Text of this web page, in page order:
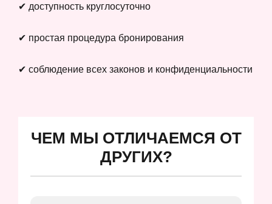
✔ доступность круглосуточно
✔ простая процедура бронирования
✔ соблюдение всех законов и конфиденциальности
ЧЕМ МЫ ОТЛИЧАЕМСЯ ОТ
ДРУГИХ?